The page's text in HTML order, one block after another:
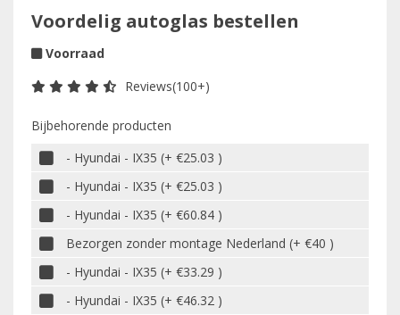
Voordelig autoglas bestellen
Voorraad
Reviews(100+)
Bijbehorende producten
- Hyundai - IX35 (+ €25.03 )
- Hyundai - IX35 (+ €25.03 )
- Hyundai - IX35 (+ €60.84 )
Bezorgen zonder montage Nederland (+ €40 )
- Hyundai - IX35 (+ €33.29 )
- Hyundai - IX35 (+ €46.32 )